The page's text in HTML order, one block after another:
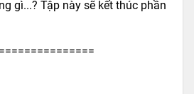
gì...? Tập này sẽ kết thúc phần